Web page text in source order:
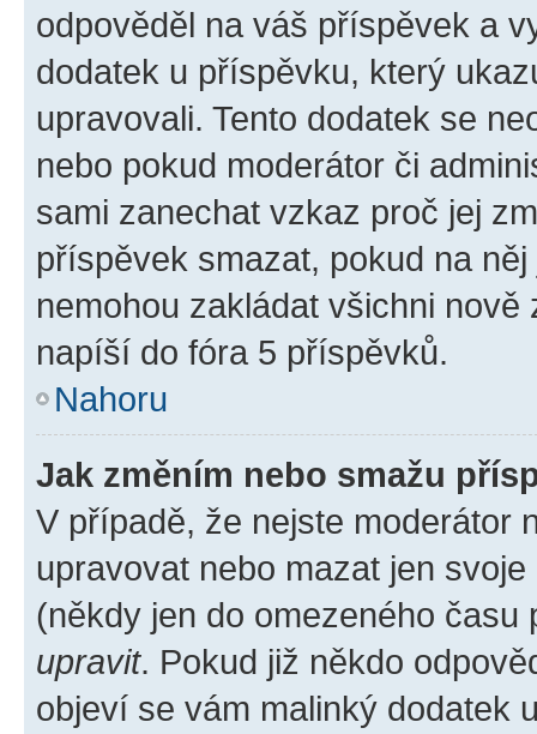
odpověděl na váš příspěvek a
dodatek u příspěvku, který
upravovali. Tento dodatek se
nebo pokud moderátor či
sami zanechat vzkaz proč jej
příspěvek smazat, pokud na
nemohou zakládat všichni
napíší do fóra 5 příspěvků.
Nahoru
Jak změním nebo smažu
V případě, že nejste moderátor
upravovat nebo mazat jen
(někdy jen do omezeného
upravit. Pokud již někdo
objeví se vám malinký dodatek